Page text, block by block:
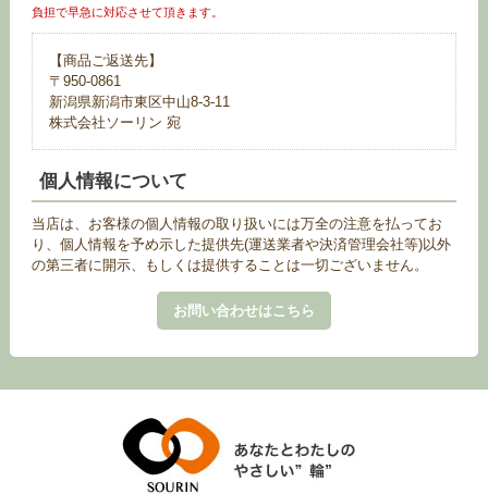
負担で早急に対応させて頂きます。
【商品ご返送先】
〒950-0861
新潟県新潟市東区中山8-3-11
株式会社ソーリン 宛
個人情報について
当店は、お客様の個人情報の取り扱いには万全の注意を払ってお
り、個人情報を予め示した提供先(運送業者や決済管理会社等)以外
の第三者に開示、もしくは提供することは一切ございません。
お問い合わせはこちら